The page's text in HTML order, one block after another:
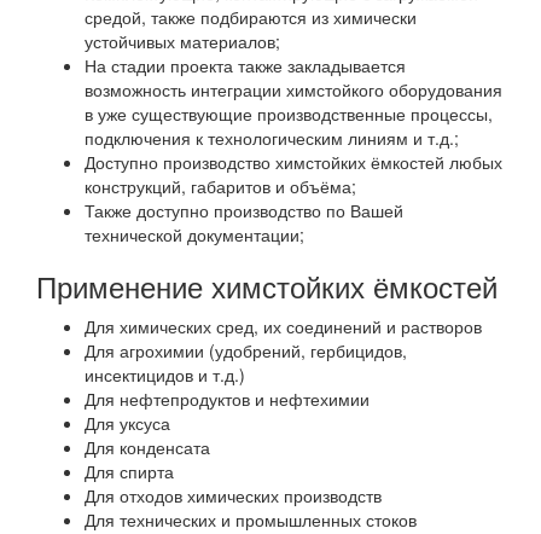
средой, также подбираются из химически
устойчивых материалов;
На стадии проекта также закладывается
возможность интеграции химстойкого оборудования
в уже существующие производственные процессы,
подключения к технологическим линиям и т.д.;
Доступно производство химстойких ёмкостей любых
конструкций, габаритов и объёма;
Также доступно производство по Вашей
технической документации;
Применение химстойких ёмкостей
Для химических сред, их соединений и растворов
Для агрохимии (удобрений, гербицидов,
инсектицидов и т.д.)
Для нефтепродуктов и нефтехимии
Для уксуса
Для конденсата
Для спирта
Для отходов химических производств
Для технических и промышленных стоков